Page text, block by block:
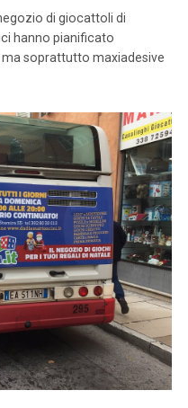
di giocattoli di
hanno pianificato
soprattutto maxiadesive